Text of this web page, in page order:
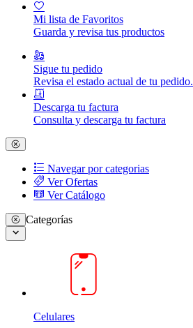
Mi lista de Favoritos
Guarda y revisa tus productos
Sigue tu pedido
Revisa el estado actual de tu pedido.
Descarga tu factura
Consulta y descarga tu factura
Navegar por categorias
Ver Ofertas
Ver Catálogo
Categorías
Celulares